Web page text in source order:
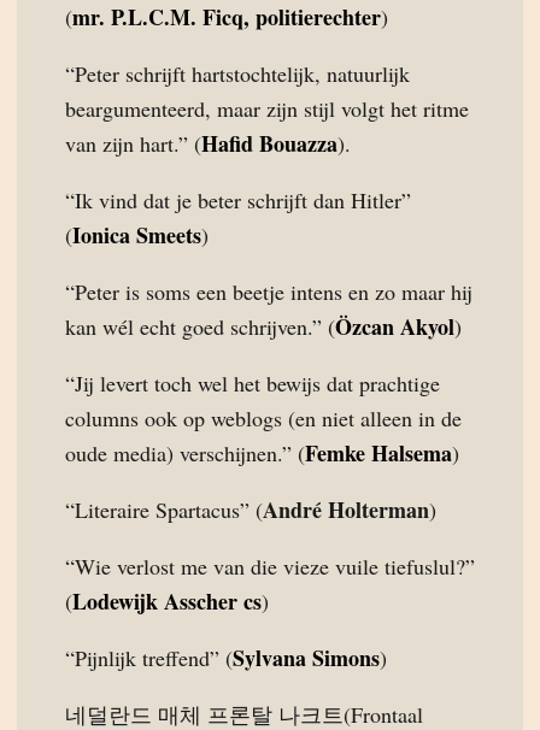
(mr. P.L.C.M. Ficq, politierechter)
“Peter schrijft hartstochtelijk, natuurlijk
beargumenteerd, maar zijn stijl volgt het ritme
van zijn hart.” (Hafid Bouazza).
“Ik vind dat je beter schrijft dan Hitler”
(Ionica Smeets)
“Peter is soms een beetje intens en zo maar hij
kan wél echt goed schrijven.” (Özcan Akyol)
“Jij levert toch wel het bewijs dat prachtige
columns ook op weblogs (en niet alleen in de
oude media) verschijnen.” (Femke Halsema)
“Literaire Spartacus” (André Holterman)
“Wie verlost me van die vieze vuile tiefuslul?”
(Lodewijk Asscher cs)
“Pijnlijk treffend” (Sylvana Simons)
네덜란드 매체 프론탈 나크트(Frontaal